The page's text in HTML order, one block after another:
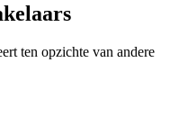
ten opzichte van andere